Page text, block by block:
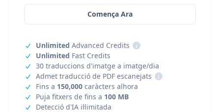
Comença Ara
Unlimited Advanced Credits
i
Unlimited Fast Credits
30 traduccions d'imatge a imatge/dia
Admet traducció de PDF escanejats
i
Fins a 150,000 caràcters alhora
Puja fitxers de fins a 100 MB
Detecció d'IA il·limitada